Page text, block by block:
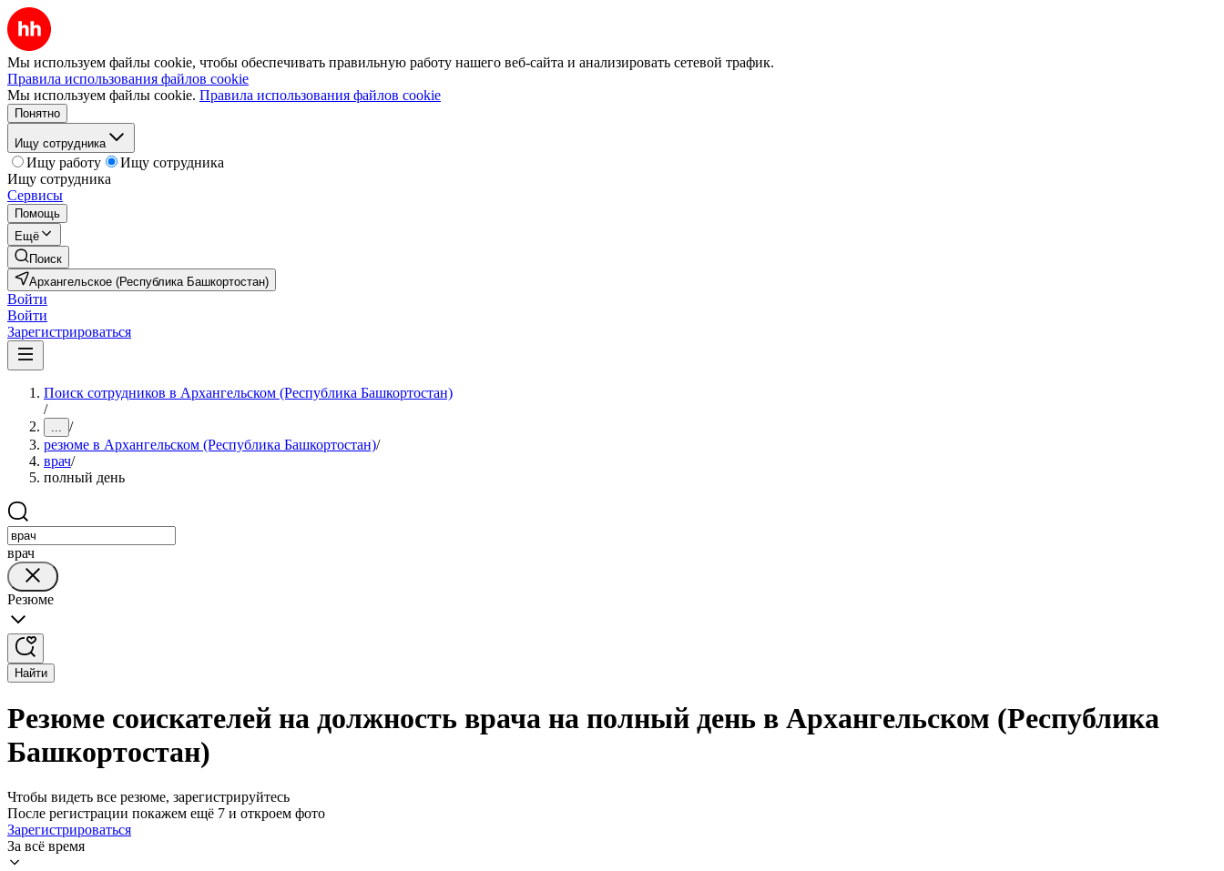
Мы используем файлы cookie, чтобы обеспечивать правильную работу нашего веб-сайта и анализировать сетевой трафик.
Правила использования файлов cookie
Мы используем файлы cookie. Правила использования файлов cookie
Понятно
Ищу сотрудника
Ищу работу
Ищу сотрудника
Ищу сотрудника
Сервисы
Помощь
Ещё
Поиск
Архангельское (Республика Башкортостан)
Войти
Войти
Зарегистрироваться
Поиск сотрудников в Архангельском (Республика Башкортостан)
/
... /
резюме в Архангельском (Республика Башкортостан)/
врач/
полный день
врач
Резюме
Найти
Резюме соискателей на должность врача на полный день в Архангельском (Республика
Башкортостан)
Чтобы видеть все резюме, зарегистрируйтесь
После регистрации покажем ещё 7 и откроем фото
Зарегистрироваться
За всё время